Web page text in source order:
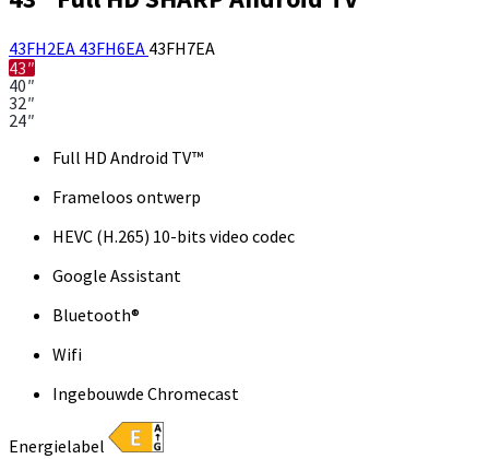
43FH2EA 43FH6EA 43FH7EA
43″
40″
32″
24″
Full HD Android TV™
Frameloos ontwerp
HEVC (H.265) 10-bits video codec
Google Assistant
Bluetooth®
Wifi
Ingebouwde Chromecast
Energielabel